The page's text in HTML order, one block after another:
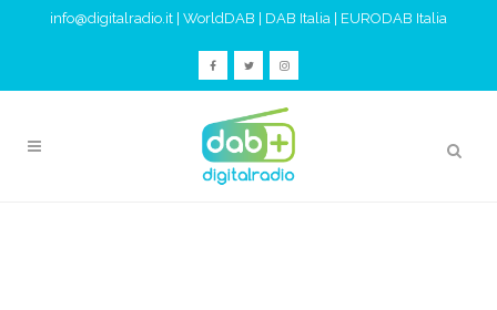
info@digitalradio.it WorldDAB DAB Italia EURODAB Italia